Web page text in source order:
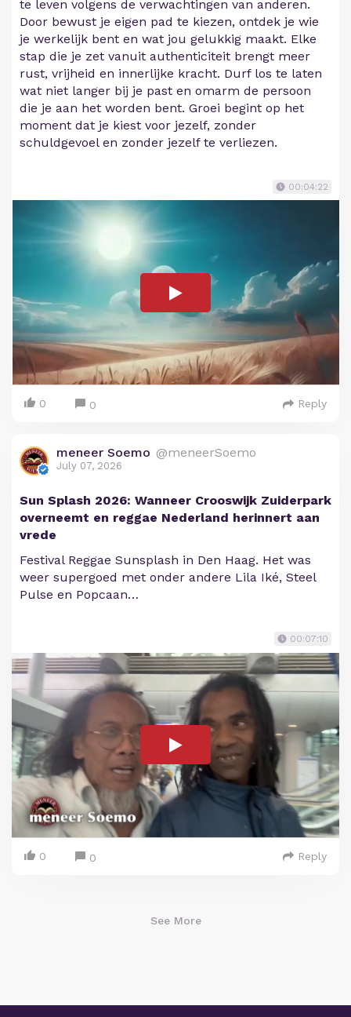
te leven volgens de verwachtingen van anderen.
Door bewust je eigen pad te kiezen, ontdek je wie
je werkelijk bent en wat jou gelukkig maakt. Elke
stap die je zet vanuit authenticiteit brengt meer
rust, vrijheid en innerlijke kracht. Durf los te laten
wat niet langer bij je past en omarm de persoon
die je aan het worden bent. Groei begint op het
moment dat je kiest voor jezelf, zonder
schuldgevoel en zonder jezelf te verliezen.
00:04:22
0 0 Reply
meneer Soemo @meneerSoemo
July 07, 2026
Sun Splash 2026: Wanneer Crooswijk Zuiderpark
overneemt en reggae Nederland herinnert aan
vrede
Festival Reggae Sunsplash in Den Haag. Het was
weer supergoed met onder andere Lila Iké, Steel
Pulse en Popcaan…
00:07:10
0 0 Reply
See More